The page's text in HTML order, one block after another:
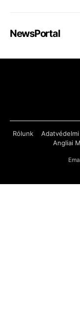
NewsPortal
Rólunk
Angliai